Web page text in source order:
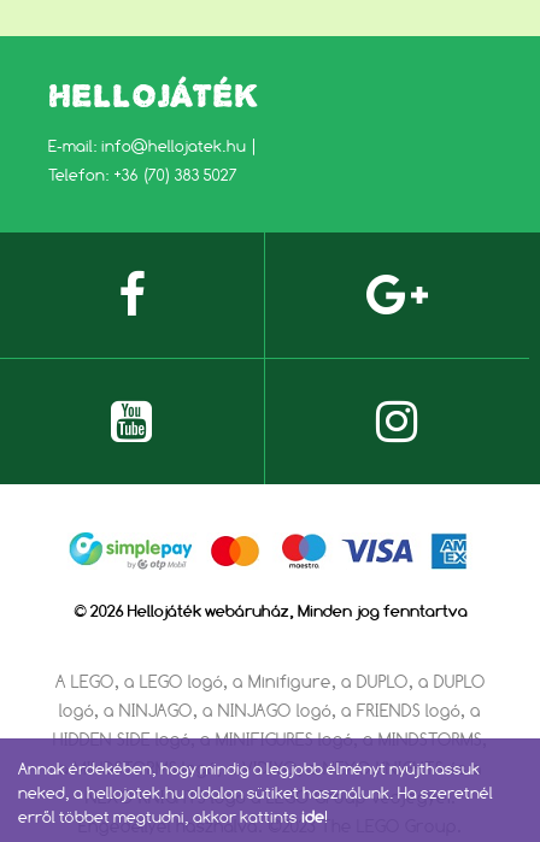
HELLOJÁTÉK
E-mail: info@hellojatek.hu
Telefon: +36 (70) 383 5027
© 2026 Hellojáték webáruház, Minden jog fenntartva
A LEGO, a LEGO logó, a Minifigure, a DUPLO, a DUPLO
logó, a NINJAGO, a NINJAGO logó, a FRIENDS logó, a
HIDDEN SIDE logó, a MINIFIGURES logó, a MINDSTORMS,
a MINDSTORMS logó, a VIDIYO, a NEXO KNIGHTS és a
NEXO KNIGHTS logó a LEGO Group védjegyei.
Engedéllyel használva. ©2023 The LEGO Group.
Annak érdekében, hogy mindig a legjobb élményt nyújthassuk
neked, a hellojatek.hu oldalon sütiket használunk. Ha szeretnél
erről többet megtudni, akkor kattints ide!